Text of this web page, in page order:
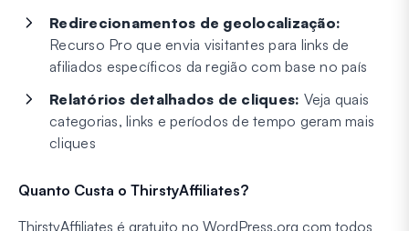
Redirecionamentos de geolocalização:
Recurso Pro que envia visitantes para links de
afiliados específicos da região com base no país
Relatórios detalhados de cliques: Veja quais
categorias, links e períodos de tempo geram mais
cliques
Quanto Custa o ThirstyAffiliates?
ThirstyAffiliates é gratuito no WordPress.org com todos